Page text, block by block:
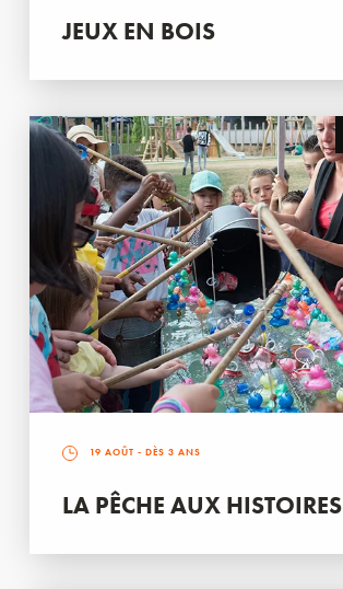
JEUX EN BOIS
19 AOÛT - DÈS 3 ANS
LA PÊCHE AUX HISTOIRES